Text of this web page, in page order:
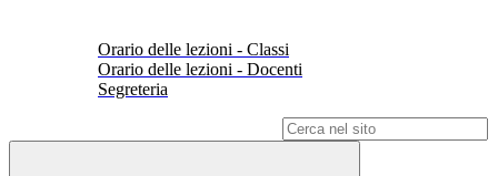
Orario delle lezioni - Classi
Orario delle lezioni - Docenti
Segreteria